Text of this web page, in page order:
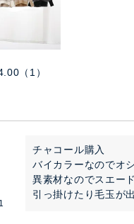
1
チャコール購入
バイカラーなのでオ
異素材なのでスエー
引っ掛けたり毛玉が